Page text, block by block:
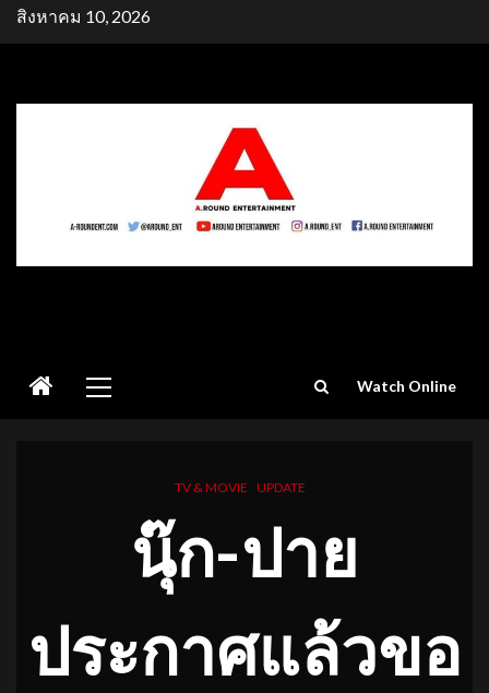
Skipสิงหาคม 10, 2026
Menu
Watch Online
TV & MOVIE UPDATE
นุ๊ก-ปาย
ประกาศแล้วขอ